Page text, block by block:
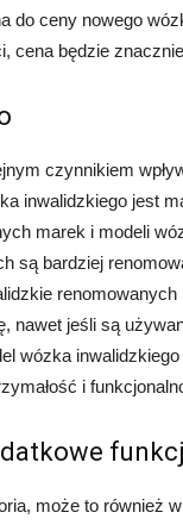
do ceny nowego
cena będzie
czynnikiem
inwalidzkiego jest
marek i modeli
są bardziej
nawet jeśli są
wózka
i
może to również